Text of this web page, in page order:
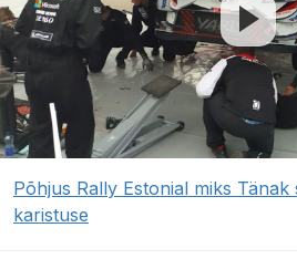
Põhjus Rally Estonial miks Tänak
karistuse